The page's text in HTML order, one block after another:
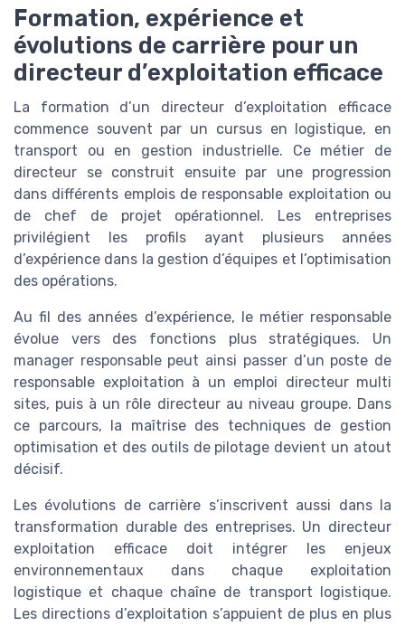
Formation, expérience et
évolutions de carrière pour un
directeur d’exploitation efficace
La formation d’un directeur d’exploitation efficace
commence souvent par un cursus en logistique, en
transport ou en gestion industrielle. Ce métier de
directeur se construit ensuite par une progression
dans différents emplois de responsable exploitation ou
de chef de projet opérationnel. Les entreprises
privilégient les profils ayant plusieurs années
d’expérience dans la gestion d’équipes et l’optimisation
des opérations.
Au fil des années d’expérience, le métier responsable
évolue vers des fonctions plus stratégiques. Un
manager responsable peut ainsi passer d’un poste de
responsable exploitation à un emploi directeur multi
sites, puis à un rôle directeur au niveau groupe. Dans
ce parcours, la maîtrise des techniques de gestion
optimisation et des outils de pilotage devient un atout
décisif.
Les évolutions de carrière s’inscrivent aussi dans la
transformation durable des entreprises. Un directeur
exploitation efficace doit intégrer les enjeux
environnementaux dans chaque exploitation
logistique et chaque chaîne de transport logistique.
Les directions d’exploitation s’appuient de plus en plus